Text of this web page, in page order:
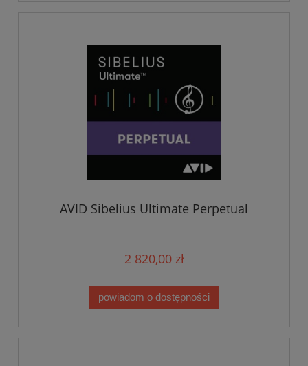
AVID Sibelius Ultimate Perpetual
2 820,00 zł
powiadom o dostępności